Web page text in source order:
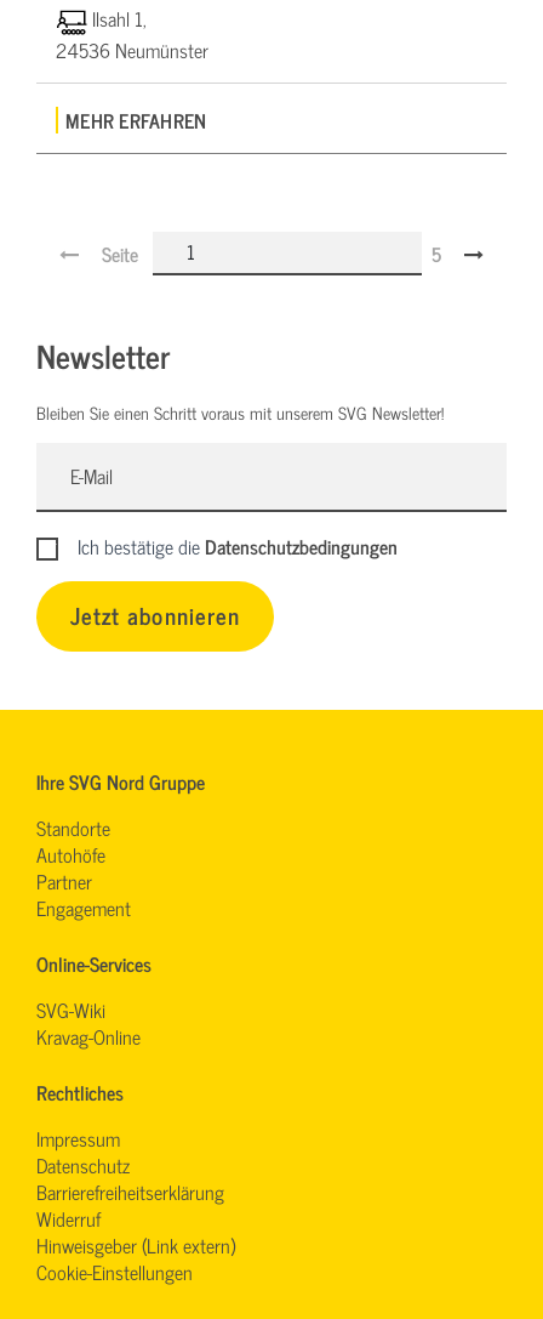
Ilsahl 1,
24536 Neumünster
MEHR ERFAHREN
Seite 5
Newsletter
Bleiben Sie einen Schritt voraus mit unserem SVG Newsletter!
Ich bestätige dieDatenschutzbedingungen
Jetzt abonnieren
Ihre SVG Nord Gruppe
Standorte
Autohöfe
Partner
Engagement
Online-Services
SVG-Wiki
Kravag-Online
Rechtliches
Impressum
Datenschutz
Barrierefreiheitserklärung
Widerruf
Hinweisgeber (Link extern)
Cookie-Einstellungen